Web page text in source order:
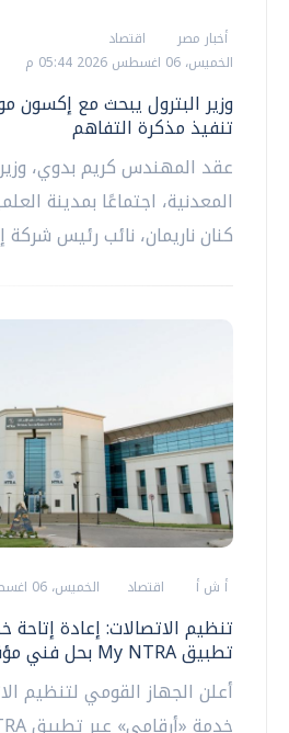
أخبار مصر
اقتصاد
الخميس، 06 اغسطس 2026 05:44 م
وزير البترول يبحث مع إكسون
تنفيذ مذكرة التفاهم
عقد المهندس كريم بدوي، وزير
المعدنية، اجتماعًا بمدينة
كنان ناريمان، نائب رئيس
أ ش أ اقتصاد الخميس، 06 اغسطس 2026 05:22 م
تنظيم الاتصالات: إعادة
تطبيق My NTRA بحل فني مؤقت
أعلن الجهاز القومي لتنظيم